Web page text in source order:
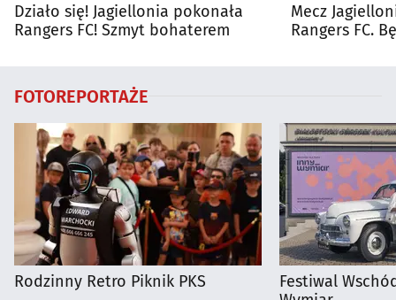
Działo się! Jagiellonia pokonała
Rangers FC! Szmyt bohaterem
Mecz
Rangers FC.
FOTOREPORTAŻE
Rodzinny Retro Piknik PKS
Festiwal